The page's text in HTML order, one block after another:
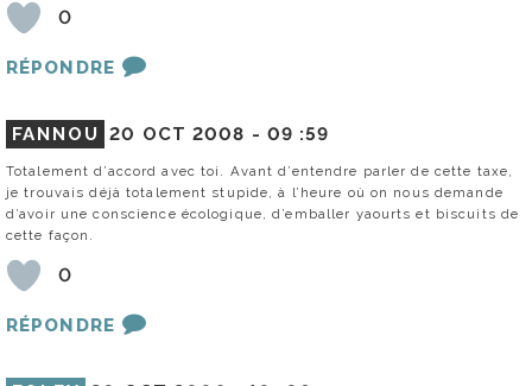
0
RÉPONDRE
FANNOU 20 OCT 2008 - 09 :59
Totalement d’accord avec toi. Avant d’entendre parler de cette taxe,
je trouvais déjà totalement stupide, à l’heure où on nous demande
d’avoir une conscience écologique, d’emballer yaourts et biscuits de
cette façon.
0
RÉPONDRE